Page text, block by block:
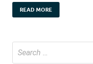
READ MORE